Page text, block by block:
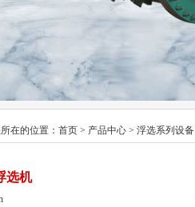
在的位置： 首页 > 产品中心 > 浮选系列设备
选机